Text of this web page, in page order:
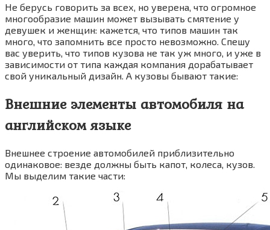
Не берусь говорить за всех, но уверена, что огромное
многообразие машин может вызывать смятение у
девушек и женщин: кажется, что типов машин так
много, что запомнить все просто невозможно. Спешу
вас уверить, что типов кузова не так уж много, и уже в
зависимости от типа каждая компания дорабатывает
свой уникальный дизайн. А кузовы бывают такие:
Внешние элементы автомобиля на
английском языке
Внешнее строение автомобилей приблизительно
одинаковое: везде должны быть капот, колеса, кузов.
Мы выделим такие части: